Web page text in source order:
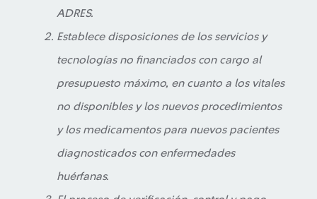
ADRES.
Establece disposiciones de los servicios y
tecnologías no financiados con cargo al
presupuesto máximo, en cuanto a los vitales
no disponibles y los nuevos procedimientos
y los medicamentos para nuevos pacientes
diagnosticados con enfermedades
huérfanas.